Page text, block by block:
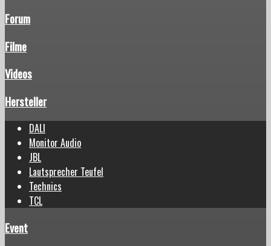
Forum
Filme
Videos
Hersteller
DALI
Monitor Audio
JBL
Lautsprecher Teufel
Technics
TCL
Event